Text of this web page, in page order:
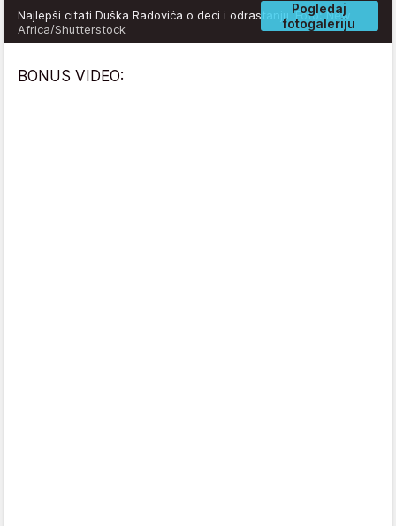
Pogledaj
fotogaleriju
Najlepši citati Duška Radovića o deci i odrastanjuFoto: New
Africa/Shutterstock
BONUS VIDEO: